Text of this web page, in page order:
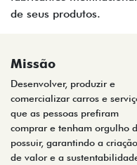
de seus produtos.
Missão
Desenvolver, produzir e
comercializar carros e
que as pessoas prefiram
comprar e tenham orgulho
possuir, garantindo a criação
de valor e a